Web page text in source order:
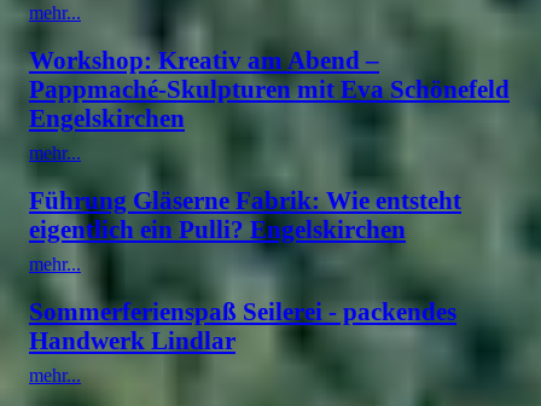
mehr...
Workshop: Kreativ am Abend –
Pappmaché-Skulpturen mit Eva Schönefeld
Engelskirchen
mehr...
Führung Gläserne Fabrik: Wie entsteht
eigentlich ein Pulli? Engelskirchen
mehr...
Sommerferienspaß Seilerei - packendes
Handwerk Lindlar
mehr...